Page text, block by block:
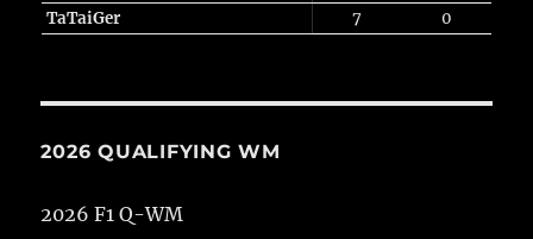
TaTaiGer
7 0
2026 QUALIFYING WM
2026 F1 Q-WM